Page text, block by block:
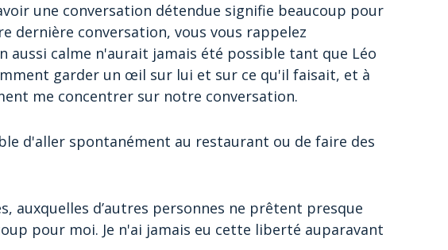
une conversation détendue signifie beaucoup pour
dernière conversation, vous vous rappelez
aussi calme n'aurait jamais été possible tant que Léo
garder un œil sur lui et sur ce qu'il faisait, et à
me concentrer sur notre conversation.
d'aller spontanément au restaurant ou de faire des
auxquelles d’autres personnes ne prêtent presque
pour moi. Je n'ai jamais eu cette liberté auparavant